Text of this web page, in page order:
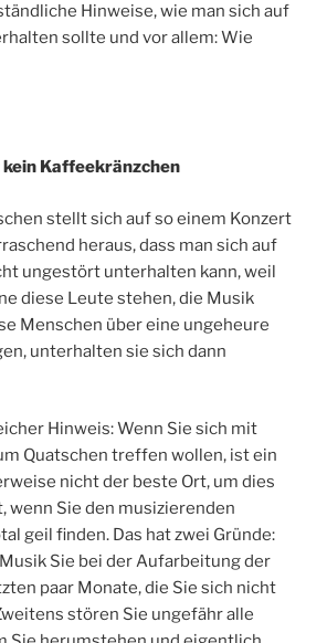
Hinweise, wie man sich auf
sollte und vor allem: Wie
kein Kaffeekränzchen
stellt sich auf so einem Konzert
heraus, dass man sich auf
ungestört unterhalten kann, weil
diese Leute stehen, die Musik
Menschen über eine ungeheure
unterhalten sie sich dann
Hinweis: Wenn Sie sich mit
Quatschen treffen wollen, ist ein
nicht der beste Ort, um dies
wenn Sie den musizierenden
geil finden. Das hat zwei Gründe:
Sie bei der Aufarbeitung der
paar Monate, die Sie sich nicht
stören Sie ungefähr alle